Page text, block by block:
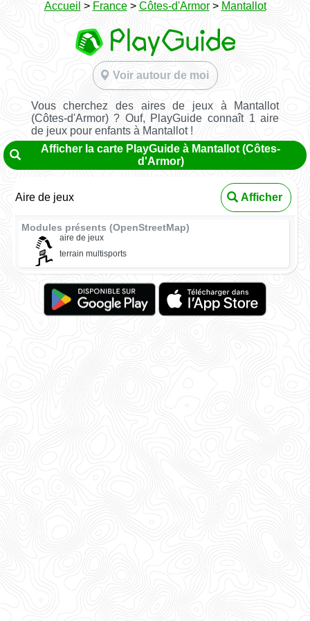
Accueil > France> Côtes-d'Armor> Mantallot
Voir autour de moi
Vous cherchez des aires de jeux à Mantallot
(Côtes-d'Armor) ? Ouf, PlayGuide connaît 1 aire
de jeux pour enfants à Mantallot !
Afficher la carte PlayGuide à Mantallot (Côtes-
d'Armor)
Aire de jeux Afficher
Modules présents (OpenStreetMap)
aire de jeux
terrain multisports